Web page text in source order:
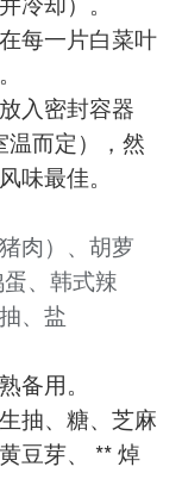
每一片白菜叶
入密封容器
温而定），然
味最佳。
肉）、胡萝
、韩式辣
、盐
备用。
抽、糖、芝麻
豆芽、 ** 焯